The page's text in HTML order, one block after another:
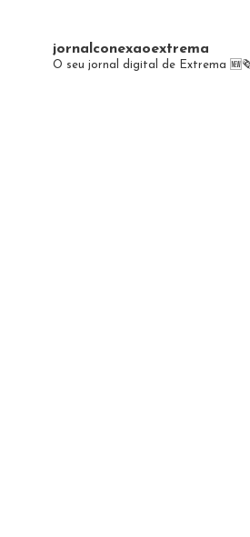
jornalconexaoextrema
O seu jornal digital de Extrema